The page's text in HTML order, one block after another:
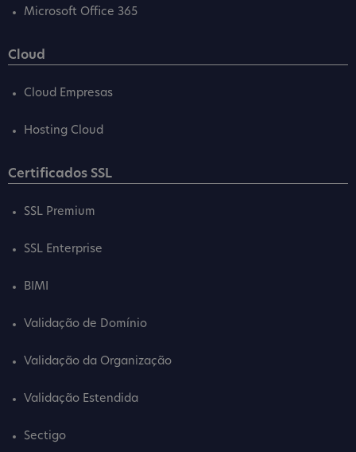
Microsoft Office 365
Cloud
Cloud Empresas
Hosting Cloud
Certificados SSL
SSL Premium
SSL Enterprise
BIMI
Validação de Domínio
Validação da Organização
Validação Estendida
Sectigo